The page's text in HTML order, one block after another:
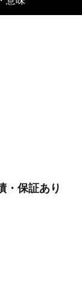
・保証あり